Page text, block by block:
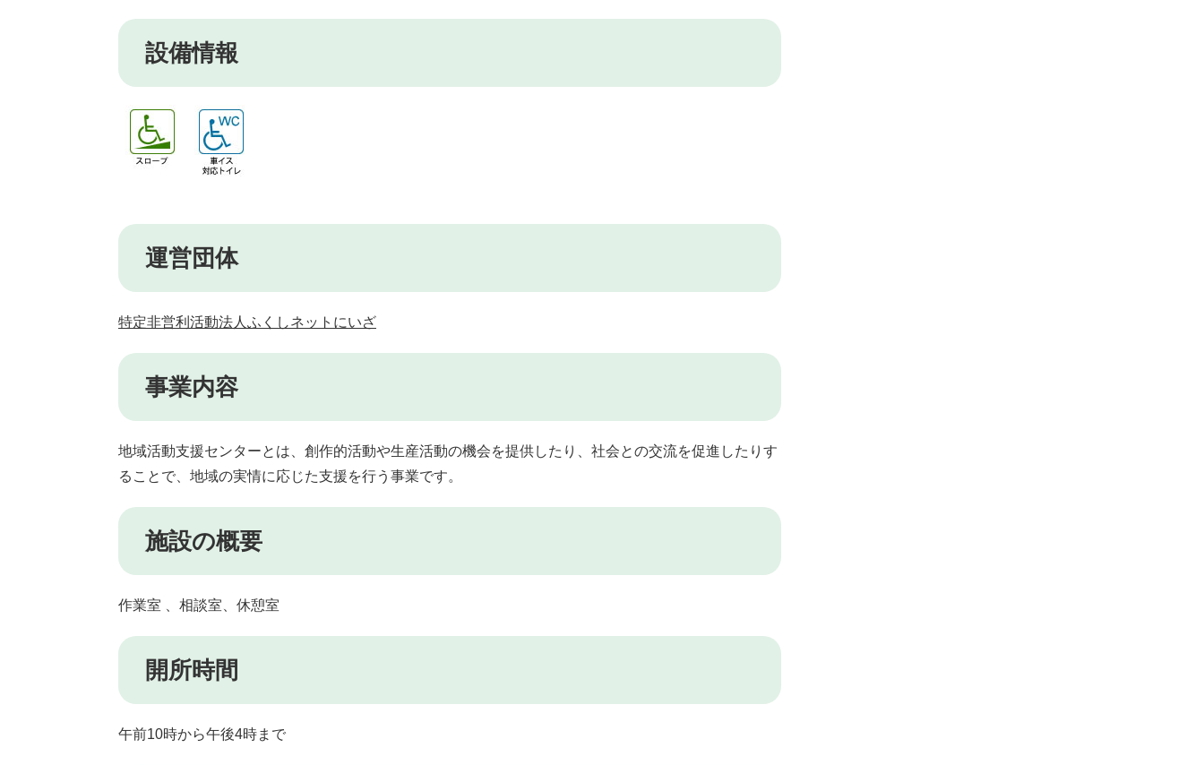
設備情報
運営団体
特定非営利活動法人ふくしネットにいざ
事業内容
地域活動支援センターとは、創作的活動や生産活動の機会を提供したり、社会との交流を促進したりす
ることで、地域の実情に応じた支援を行う事業です。
施設の概要
作業室 、相談室、休憩室
開所時間
午前10時から午後4時まで